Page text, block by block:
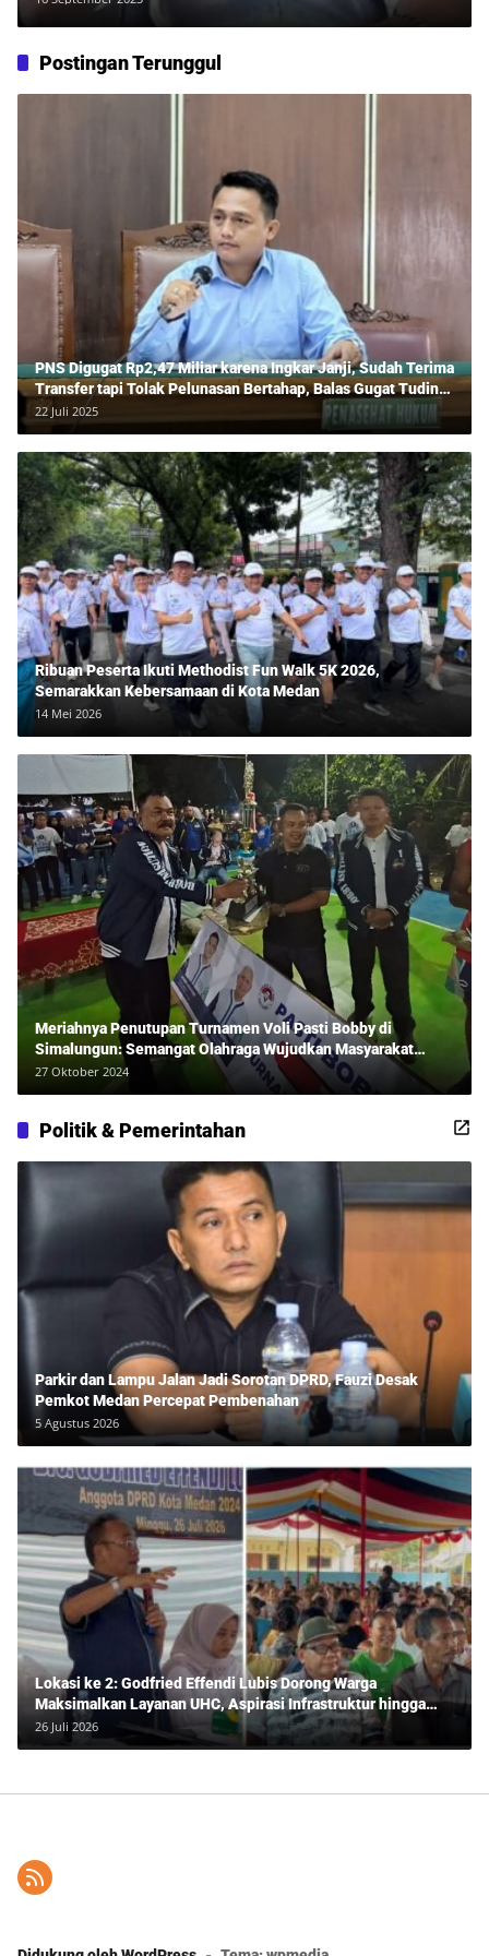
dan Kelola Ojol Lewat Pendirian BUMN
Postingan Terunggul
PNS Digugat Rp2,47 Miliar karena Ingkar Janji, Sudah Terima
Transfer tapi Tolak Pelunasan Bertahap, Balas Gugat Tuding
Lawan Tipu Rp850 Juta
22 Juli 2025
Ribuan Peserta Ikuti Methodist Fun Walk 5K 2026,
Semarakkan Kebersamaan di Kota Medan
14 Mei 2026
Meriahnya Penutupan Turnamen Voli Pasti Bobby di
Simalungun: Semangat Olahraga Wujudkan Masyarakat
Sehat Bersama Erwan Rozadi dan Ribuan Penonton!
27 Oktober 2024
Politik & Pemerintahan
Parkir dan Lampu Jalan Jadi Sorotan DPRD, Fauzi Desak
Pemkot Medan Percepat Pembenahan
5 Agustus 2026
Lokasi ke 2: Godfried Effendi Lubis Dorong Warga
Maksimalkan Layanan UHC, Aspirasi Infrastruktur hingga
Pendidikan Mengemuka dalam Reses Medan Amplas
26 Juli 2026